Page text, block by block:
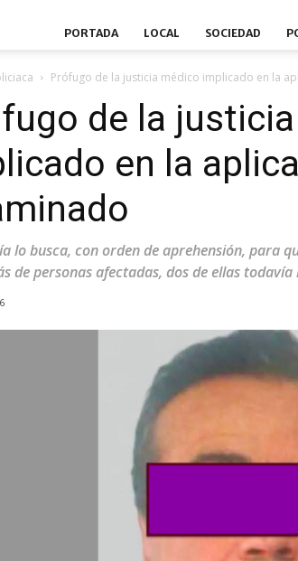
PORTADA LOCAL SOCIEDAD
Prófugo de la justicia médico implicado en la
de la
en la
lo busca, con orden de aprehensión, para
de personas afectadas, dos de ellas